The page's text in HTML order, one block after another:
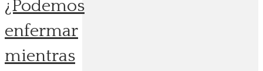
¿Podemos
enfermar
mientras